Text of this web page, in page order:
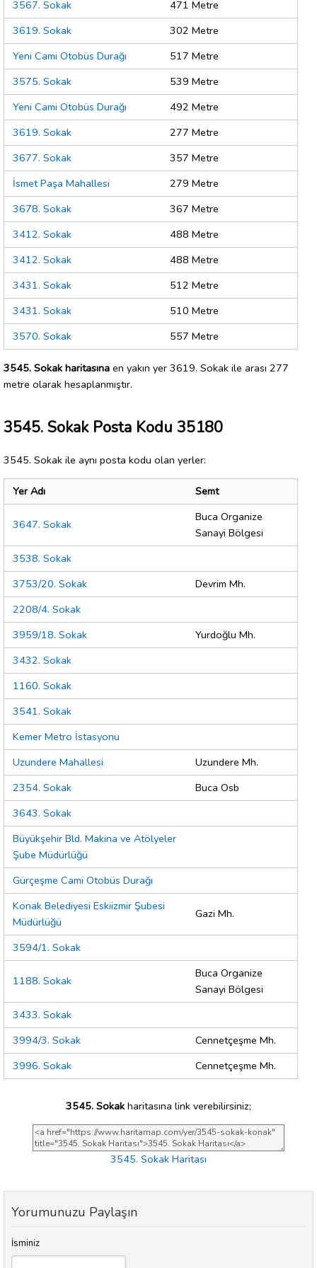
3567. Sokak
471 Metre
3619. Sokak
302 Metre
Yeni Cami Otobüs Durağı
517 Metre
3575. Sokak
539 Metre
Yeni Cami Otobüs Durağı
492 Metre
3619. Sokak
277 Metre
3677. Sokak
357 Metre
İsmet Paşa Mahallesi
279 Metre
3678. Sokak
367 Metre
3412. Sokak
488 Metre
3412. Sokak
488 Metre
3431. Sokak
512 Metre
3431. Sokak
510 Metre
3570. Sokak
557 Metre
3545. Sokak haritasına en yakın yer 3619. Sokak ile arası 277
metre olarak hesaplanmıştır.
3545. Sokak Posta Kodu 35180
3545. Sokak ile aynı posta kodu olan yerler:
Yer Adı Semt
3647. Sokak
Buca Organize
Sanayi Bölgesi
3538. Sokak
3753/20. Sokak
Devrim Mh.
2208/4. Sokak
3959/18. Sokak
Yurdoğlu Mh.
3432. Sokak
1160. Sokak
3541. Sokak
Kemer Metro İstasyonu
Uzundere Mahallesi
Uzundere Mh.
2354. Sokak
Buca Osb
3643. Sokak
Büyükşehir Bld. Makina ve Atölyeler
Şube Müdürlüğü
Gürçeşme Cami Otobüs Durağı
Konak Belediyesi Eskiizmir Şubesi
Müdürlüğü
Gazi Mh.
3594/1. Sokak
1188. Sokak
Buca Organize
Sanayi Bölgesi
3433. Sokak
3994/3. Sokak
Cennetçeşme Mh.
3996. Sokak
Cennetçeşme Mh.
3545. Sokak haritasına link verebilirsiniz;
3545. Sokak Haritası
Yorumunuzu Paylaşın
İsminiz